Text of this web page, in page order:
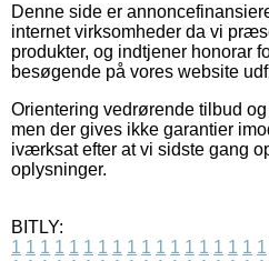
Denne side er
internet virksomheder da vi
produkter, og indtjener honorar
besøgende på vores website
Orientering vedrørende tilbud
men der gives ikke garantier
iværksat efter at vi sidste gang
oplysninger.
BITLY:
1 1 1 1 1 1 1 1 1 1 1 1 1 1 1 1 1 1